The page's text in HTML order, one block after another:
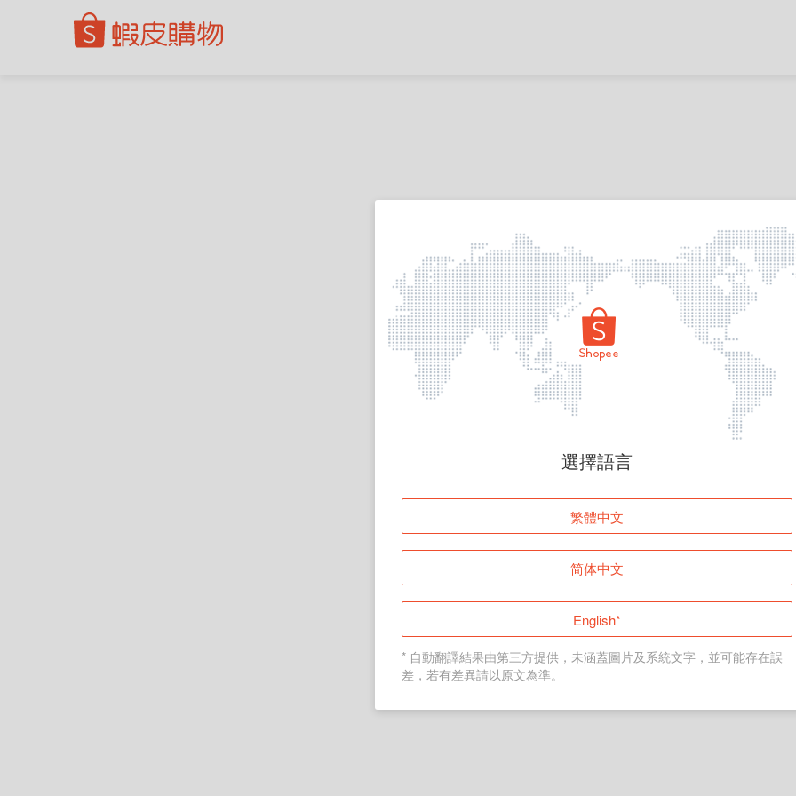
頁面無法顯示
登入
返回首頁
選擇語言
繁體中文
简体中文
English*
* 自動翻譯結果由第三方提供，未涵蓋圖片及系統文字，並可能存在誤
差，若有差異請以原文為準。